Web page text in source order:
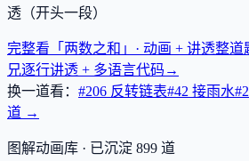
透（开头一段）
完整看「两数之和」· 动画 + 讲透整道
兄逐行讲透 + 多语言代码 →
换一道看： #206 反转链表#42 接雨水
道 →
图解动画库 · 已沉淀 899 道